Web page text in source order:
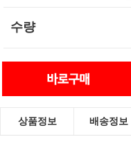
수량
상품정보 배송정보